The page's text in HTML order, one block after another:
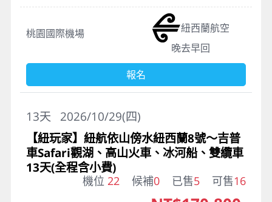
桃園國際機場
紐西蘭航空
晚去早回
報名
2026/10/29(四)
13天
【紐玩家】紐航依山傍水紐西蘭8號～吉普
車Safari觀湖、高山火車、冰河船、雙纜車
13天(全程含小費)
機位 22 候補0 已售5 可售16